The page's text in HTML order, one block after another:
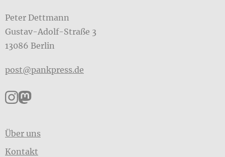
Peter Dettmann
Gustav-Adolf-Straße 3
13086 Berlin
post@pankpress.de
Pankpress auf Instagram
Pankpress auf Mastodon
Über uns
Kontakt